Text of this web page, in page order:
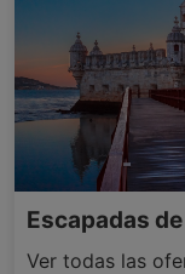
Escapadas
Ver todas las